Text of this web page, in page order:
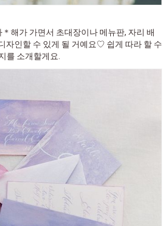
해가 가면서 초대장이나 메뉴판, 자리 배
자인할 수 있게 될 거예요♡ 쉽게 따라 할 수
를 소개할게요.